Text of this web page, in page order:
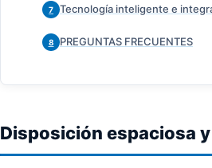
7 Tecnología inteligente e
8 PREGUNTAS FRECUENTES
Disposición espaciosa